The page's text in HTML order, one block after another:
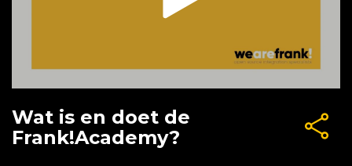
Wat is en doet de
Frank!Academy?